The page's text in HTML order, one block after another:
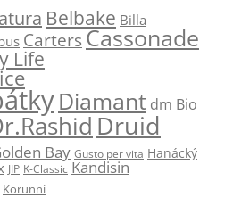
Belbake Billa
Carters Cassonade
Life
Diamant dm Bio
Druid
Bay Gusto per vita Hanácký
JIP K-Classic Kandisin
Korunní